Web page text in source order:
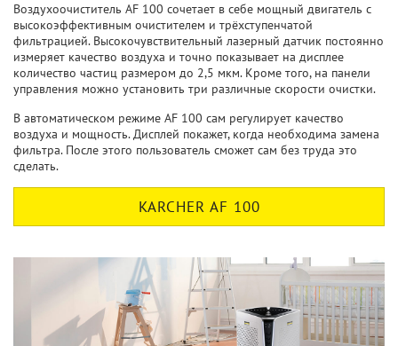
Воздухоочиститель AF 100 сочетает в себе мощный двигатель с
высокоэффективным очистителем и трёхступенчатой
фильтрацией. Высокочувствительный лазерный датчик постоянно
измеряет качество воздуха и точно показывает на дисплее
количество частиц размером до 2,5 мкм. Кроме того, на панели
управления можно установить три различные скорости очистки.
В автоматическом режиме AF 100 сам регулирует качество
воздуха и мощность. Дисплей покажет, когда необходима замена
фильтра. После этого пользователь сможет сам без труда это
сделать.
KARCHER AF 100